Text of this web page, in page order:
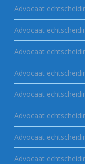
Advocaat
Advocaat
Advocaat
Advocaat
Advocaat
Advocaat
Advocaat
Advocaat